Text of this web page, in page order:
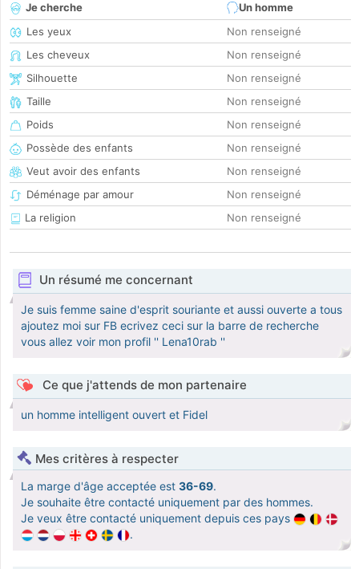
Je cherche
Un homme
Les yeux
Non renseigné
Les cheveux
Non renseigné
Silhouette
Non renseigné
Taille
Non renseigné
Poids
Non renseigné
Possède des enfants
Non renseigné
Veut avoir des enfants
Non renseigné
Déménage par amour
Non renseigné
La religion
Non renseigné
Un résumé me concernant
Je suis femme saine d'esprit souriante et aussi ouverte a tous
ajoutez moi sur FB ecrivez ceci sur la barre de recherche
vous allez voir mon profil '' Lena10rab ''
Ce que j'attends de mon partenaire
un homme intelligent ouvert et Fidel
Mes critères à respecter
La marge d'âge acceptée est 36-69.
Je souhaite être contacté uniquement par des hommes.
Je veux être contacté uniquement depuis ces pays
.